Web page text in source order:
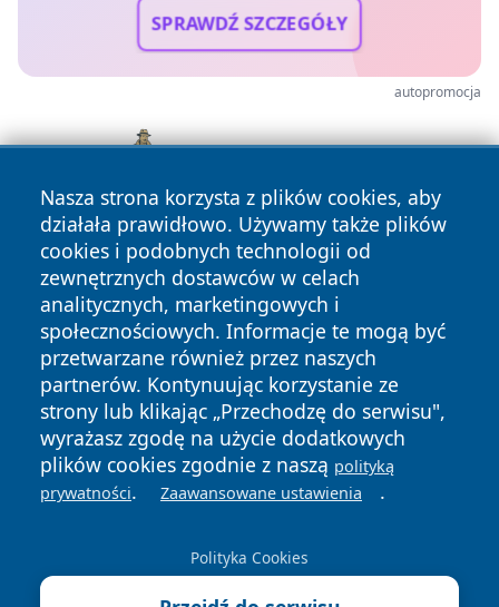
SPRAWDŹ SZCZEGÓŁY
autopromocja
Nasza strona korzysta z plików cookies, aby
działała prawidłowo. Używamy także plików
cookies i podobnych technologii od
zewnętrznych dostawców w celach
analitycznych, marketingowych i
społecznościowych. Informacje te mogą być
przetwarzane również przez naszych
partnerów. Kontynuując korzystanie ze
strony lub klikając „Przechodzę do serwisu",
wyrażasz zgodę na użycie dodatkowych
plików cookies zgodnie z naszą polityką
prywatności. Zaawansowane ustawienia .
Polityka Cookies
Copyright © 2026 irybnik.pl Wszystkie prawa zastrzeżone.
News Autorzy
Polityka
Prywatności
Polityka
Cookies